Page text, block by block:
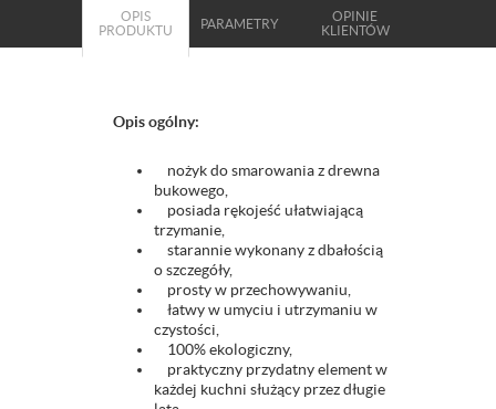
OPIS
PRODUKTU
PARAMETRY
OPINIE
KLIENTÓW
Opis ogólny:
nożyk do smarowania z drewna
bukowego,
posiada rękojeść ułatwiającą
trzymanie,
starannie wykonany z dbałością
o szczegóły,
prosty w przechowywaniu,
łatwy w umyciu i utrzymaniu w
czystości,
100% ekologiczny,
praktyczny przydatny element w
każdej kuchni służący przez długie